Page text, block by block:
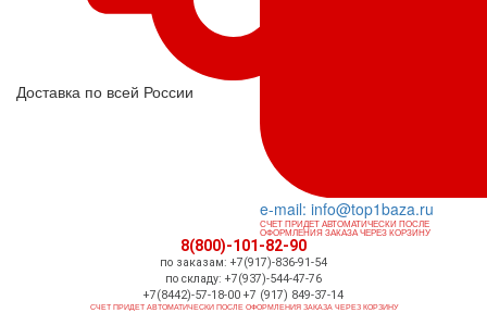
Доставка по всей России
e-mail: info@top1baza.ru
СЧЕТ ПРИДЕТ АВТОМАТИЧЕСКИ ПОСЛЕ
ОФОРМЛЕНИЯ ЗАКАЗА ЧЕРЕЗ КОРЗИНУ
8(800)-101-82-90
по заказам: +7(917)-836-91-54
по складу: +7(937)-544-47-76
+7(8442)-57-18-00 +7 (917) 849-37-14
СЧЕТ ПРИДЕТ АВТОМАТИЧЕСКИ ПОСЛЕ ОФОРМЛЕНИЯ ЗАКАЗА ЧЕРЕЗ КОРЗИНУ